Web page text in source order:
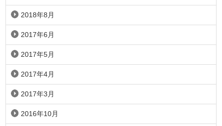
2018年8月
2017年6月
2017年5月
2017年4月
2017年3月
2016年10月